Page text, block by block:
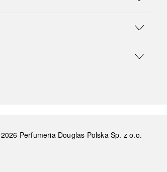
2026 Perfumeria Douglas Polska Sp. z o.o.